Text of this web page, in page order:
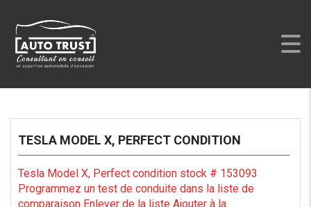
AUTO TRUST>LISTINGS
TESLA MODEL X, PERFECT CONDITION
Tesla Model X, Perfect condition stock # 153093
Programmez un test de conduite dans la liste de
comparaison Enlever de la liste Ajouter à la